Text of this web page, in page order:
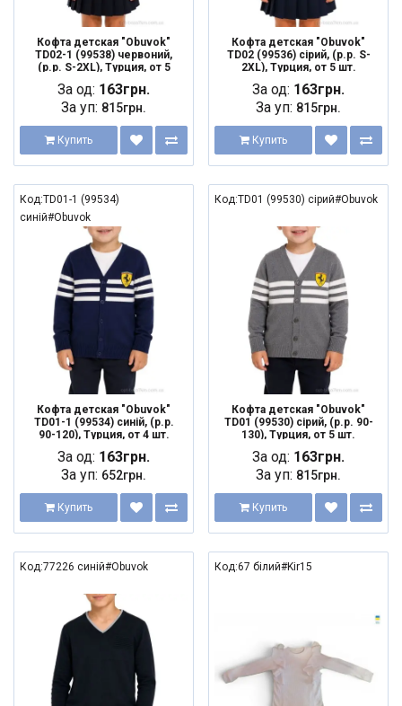
Кофта детская "Obuvok"
TD02-1 (99538) червоний,
(р.р. S-2XL), Турция, от 5
За од: 163грн.
За уп: 815грн.
Купить
Кофта детская "Obuvok"
TD02 (99536) сірий, (р.р. S-
2XL), Турция, от 5 шт.
За од: 163грн.
За уп: 815грн.
Купить
Код:TD01-1 (99534)
синій#Obuvok
Кофта детская "Obuvok"
TD01-1 (99534) синій, (р.р.
90-120), Турция, от 4 шт.
За од: 163грн.
За уп: 652грн.
Купить
Код:TD01 (99530) сірий#Obuvok
Кофта детская "Obuvok"
TD01 (99530) сірий, (р.р. 90-
130), Турция, от 5 шт.
За од: 163грн.
За уп: 815грн.
Купить
Код:77226 синій#Obuvok Код:67 білий#Kir15